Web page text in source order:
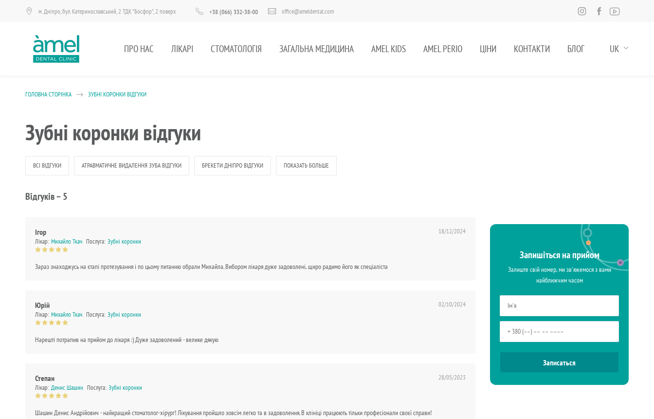
м. Дніпро, бул. Катеринославський, 2 ТДК "Босфор", 2 поверх +38 (066) 332-38-00 office@ameldental.com
ПРО НАС ЛІКАРІ СТОМАТОЛОГІЯ ЗАГАЛЬНА МЕДИЦИНА AMEL KIDS AMEL PERIO ЦІНИ КОНТАКТИ БЛОГ UK
ГОЛОВНА СТОРІНКА ЗУБНІ КОРОНКИ ВІДГУКИ
Зубні коронки відгуки
ВСІ ВІДГУКИ АТРАВМАТИЧНЕ ВИДАЛЕННЯ ЗУБА ВІДГУКИ БРЕКЕТИ ДНІПРО ВІДГУКИ ПОКАЗАТЬ БОЛЬШЕ
Запишіться на прийом
Залиште свій номер, ми зв'яжемося з вами
найближчим часом
Відгуків – 5
Ігор
Лікар: Михайло Ткач Послуга: Зубні коронки
18/12/2024
Зараз знаходжусь на єтапі протезування і по цьому питанню обрали Михайла. Вибором лікаря дуже задоволені, щиро радимо його як спеціаліста
Юрій
Лікар: Михайло Ткач Послуга: Зубні коронки
02/10/2024
Нарешті потрапив на прийом до лікаря :) Дуже задоволений - велике дякую
Степан
Лікар: Денис Шашин Послуга: Зубні коронки
28/05/2023
Шашин Денис Андрійович - найкращий стоматолог-хірург! Лікування пройшло зовсім легко та в задоволення. В клініці працюють тільки професіонали своєї справи!